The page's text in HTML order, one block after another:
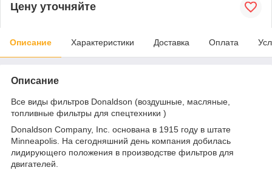
Цену уточняйте
Описание Характеристики Доставка Оплата
Описание
Все виды фильтров Donaldson (воздушные, масляные,
топливные фильтры для спецтехники )
Donaldson Company, Inc. основана в 1915 году в штате
Minneapolis. На сегодняшний день компания добилась
лидирующего положения в производстве фильтров для
двигателей.